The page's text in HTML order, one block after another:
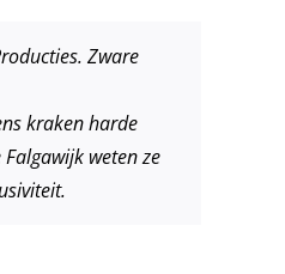
Zware
kraken harde
weten ze